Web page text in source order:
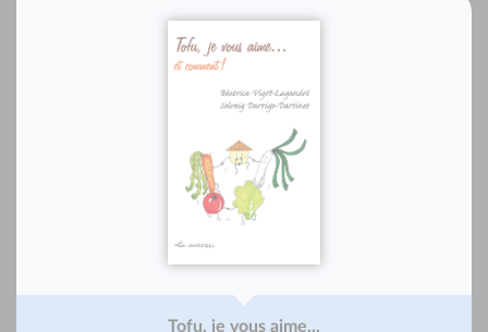
Tofu, je vous aime...